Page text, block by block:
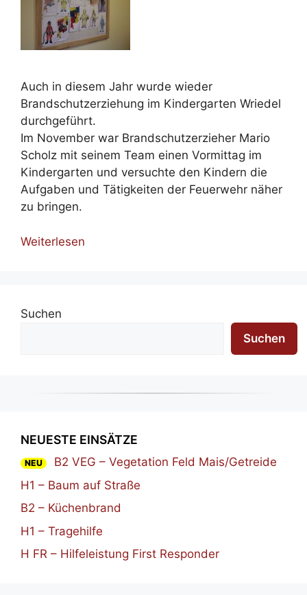
Auch in diesem Jahr wurde wieder
Brandschutzerziehung im Kindergarten Wriedel
durchgeführt.
Im November war Brandschutzerzieher Mario
Scholz mit seinem Team einen Vormittag im
Kindergarten und versuchte den Kindern die
Aufgaben und Tätigkeiten der Feuerwehr näher
zu bringen.
Weiterlesen
Suchen
Suchen
NEUESTE EINSÄTZE
NEU
B2 VEG – Vegetation Feld Mais/Getreide
H1 – Baum auf Straße
B2 – Küchenbrand
H1 – Tragehilfe
H FR – Hilfeleistung First Responder